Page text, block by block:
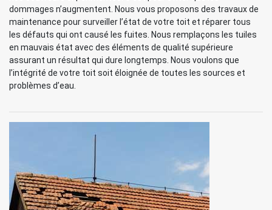
dommages n’augmentent. Nous vous proposons des travaux de
maintenance pour surveiller l’état de votre toit et réparer tous
les défauts qui ont causé les fuites. Nous remplaçons les tuiles
en mauvais état avec des éléments de qualité supérieure
assurant un résultat qui dure longtemps. Nous voulons que
l’intégrité de votre toit soit éloignée de toutes les sources et
problèmes d’eau.